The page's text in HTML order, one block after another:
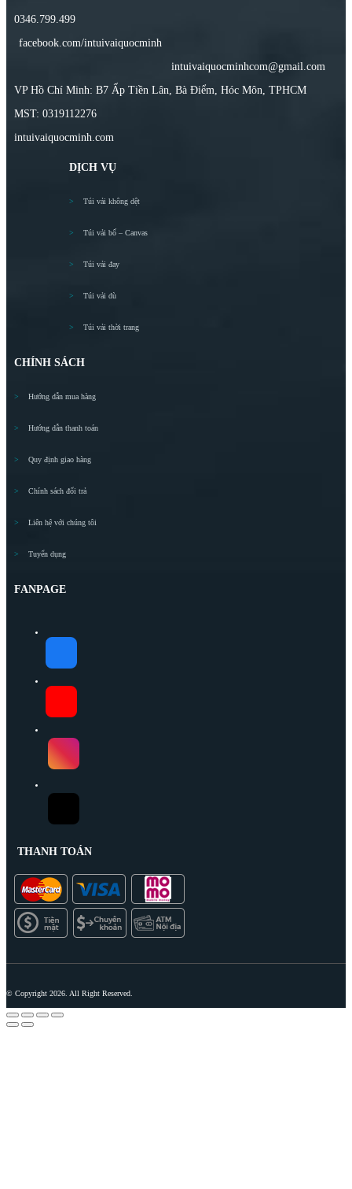
0346.799.499
facebook.com/intuivaiquocminh
intuivaiquocminhcom@gmail.com
VP Hồ Chí Minh: B7 Ấp Tiền Lân, Bà Điểm, Hóc Môn, TPHCM
MST: 0319112276
intuivaiquocminh.com
DỊCH VỤ
Túi vải không dệt
Túi vải bố – Canvas
Túi vải đay
Túi vải dù
Túi vải thời trang
CHÍNH SÁCH
Hướng dẫn mua hàng
Hướng dẫn thanh toán
Quy định giao hàng
Chính sách đổi trả
Liên hệ với chúng tôi
Tuyển dụng
FANPAGE
THANH TOÁN
© Copyright 2026. All Right Reserved.